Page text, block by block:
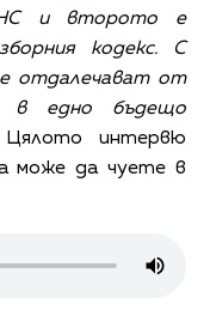
НС и второто е
кодекс. С
отдалечават от
в едно бъдещо
интервю
може да чуете в